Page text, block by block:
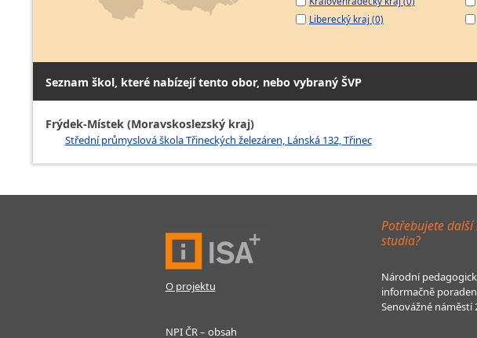
Liberecký kraj (0)
Seznam škol, které nabízejí tento obor, nebo vybraný ŠVP
Frýdek-Místek (Moravskoslezský kraj)
Střední průmyslová škola Třineckých železáren, Lánská 132, Třinec
O projektu
NPI ČR – obsah
Potřebujete
studia?
Národní
informačně
Senovážné náměstí